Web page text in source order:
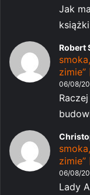
Jak
Robert
zimie”
06/08/
zimie”
06/08/
Lady